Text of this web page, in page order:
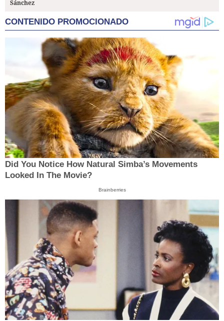
Sánchez
CONTENIDO PROMOCIONADO
Did You Notice How Natural Simba’s Movements
Looked In The Movie?
Brainberries